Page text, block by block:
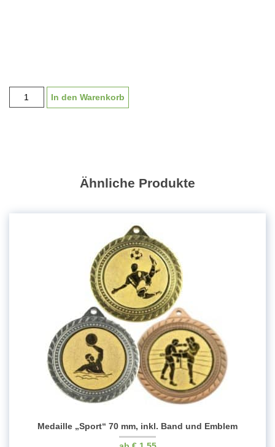
Fussballmedaille
"Bastian"
In den Warenkorb
Ähnliche Produkte
Medaille „Sport“ 70 mm, inkl. Band und Emblem